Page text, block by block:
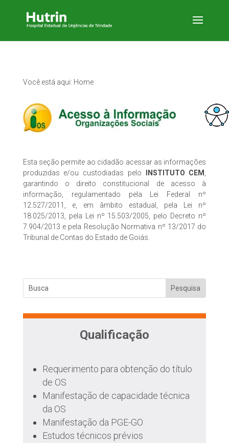
Você está aqui: Home
Esta seção permite ao cidadão acessar as informações
produzidas e/ou custodiadas pelo
INSTITUTO CEM
garantindo o direito constitucional de acesso à
informação, regulamentado pela Lei Federal nº
12.527/2011, e, em âmbito estadual, pela Lei nº
18.025/2013, pela Lei nº 15.503/2005, pelo Decreto nº
7.904/2013 e pela Resolução Normativa nº 13/2017 do
Tribunal de Contas do Estado de Goiás.
Qualificação
Requerimento para obtenção do título
de OS
Manifestação de capacidade técnica
da OS
Manifestação da PGE-GO
Estudos técnicos prévios